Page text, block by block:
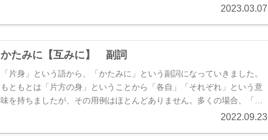
しい」と訳しますが、シンプルに同情しているような場合には、「気の
2023.03.07
かたみに【互みに】 副詞
「片身」という語から、「かたみに」という副詞になっていきました。
もともとは「片方の身」ということから「各自」「それぞれ」という意
味を持ちましたが、その用例はほとんどありません。多くの場合、「片
方」と「もう片方」が、何かを交互にすることを意味し、「たがいに」
2022.09.23